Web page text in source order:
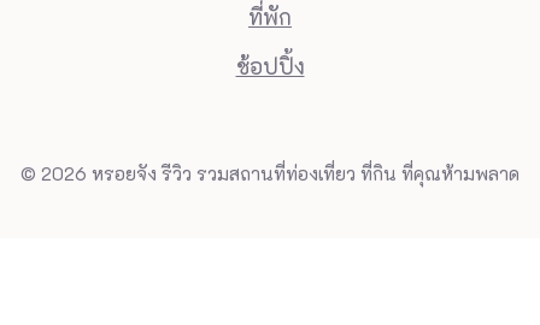
ที่พัก
ช้อปปิ้ง
© 2026 หรอยจัง รีวิว รวมสถานที่ท่องเที่ยว ที่กิน ที่คุณห้ามพลาด